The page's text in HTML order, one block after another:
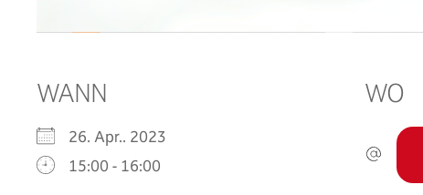
WANN
26. Apr.. 2023
15:00 - 16:00
WO